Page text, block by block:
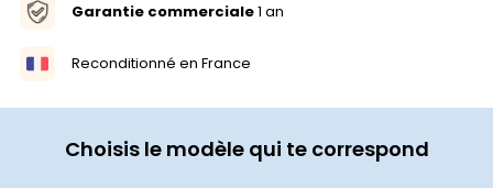
Garantie commerciale1 an
Reconditionné en France
Choisis le modèle qui te correspond